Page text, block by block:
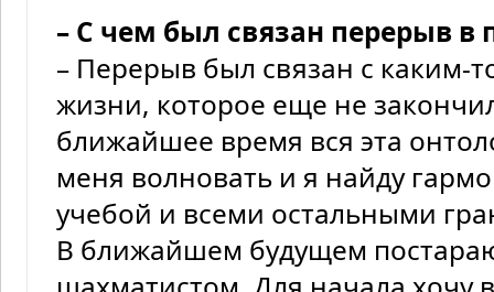
– С чем был связан перерыв в
– Перерыв был связан с
жизни, которое еще не
ближайшее время вся эта
меня волновать и я найду
учебой и всеми остальными
В ближайшем будущем